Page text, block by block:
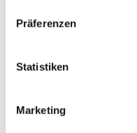
Präferenzen
Statistiken
Marketing